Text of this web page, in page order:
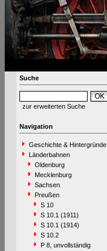
Suche
zur erweiterten Suche
Navigation
Geschichte & Hintergründe
Länderbahnen
Oldenburg
Mecklenburg
Sachsen
Preußen
S 10
S 10.1 (1911)
S 10.1 (1914)
S 10.2
P 8, unvollständig